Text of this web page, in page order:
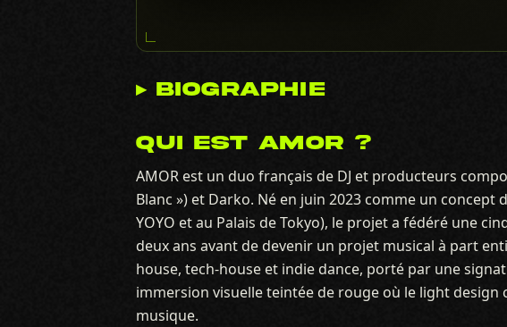
▸ BIOGRAPHIE
QUI EST AMOR ?
AMOR est un duo français de DJ et producteurs
Blanc ») et Darko. Né en juin 2023 comme un concept
YOYO et au Palais de Tokyo), le projet a fédéré une
deux ans avant de devenir un projet musical à part
house, tech-house et indie dance, porté par une
immersion visuelle teintée de rouge où le light design
musique.